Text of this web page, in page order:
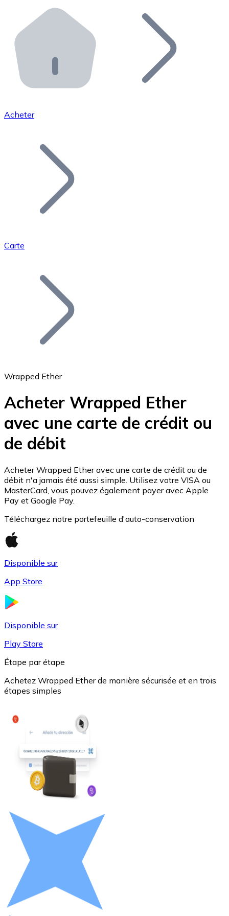
Distributeurs automatiques Bitnovo
Intégrez un ATM Bitnovo dans votre entreprise et
API Bitnovo
Intégrez notre API dans votre écosystème.
Rejoignez notre réseau de distributeurs et
Ajoutez le token de votre projet à notre service
Bitcoin
Ethereum
ETH
USD Coin
XRP
Acheter
Carte
Wrapped Ether
Acheter Wrapped Ether
avec une carte de crédit ou
de débit
Acheter Wrapped Ether avec une carte de crédit ou de
débit n'a jamais été aussi simple. Utilisez votre VISA ou
MasterCard, vous pouvez également payer avec Apple
Pay et Google Pay.
Téléchargez notre portefeuille d'auto-conservation
Disponible sur
App Store
Disponible sur
Play Store
Étape par étape
Achetez Wrapped Ether de manière sécurisée et en trois
étapes simples